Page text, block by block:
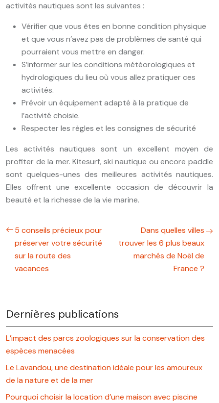
activités nautiques sont les suivantes :
Vérifier que vous êtes en bonne condition physique
et que vous n’avez pas de problèmes de santé qui
pourraient vous mettre en danger.
S’informer sur les conditions météorologiques et
hydrologiques du lieu où vous allez pratiquer ces
activités.
Prévoir un équipement adapté à la pratique de
l’activité choisie.
Respecter les règles et les consignes de sécurité
Les activités nautiques sont un excellent moyen de
profiter de la mer. Kitesurf, ski nautique ou encore paddle
sont quelques-unes des meilleures activités nautiques.
Elles offrent une excellente occasion de découvrir la
beauté et la richesse de la vie marine.
5 conseils précieux pour
préserver votre sécurité
sur la route des
vacances
Dans quelles villes
trouver les 6 plus beaux
marchés de Noël de
France ?
Dernières publications
L’impact des parcs zoologiques sur la conservation des
espèces menacées
Le Lavandou, une destination idéale pour les amoureux
de la nature et de la mer
Pourquoi choisir la location d’une maison avec piscine